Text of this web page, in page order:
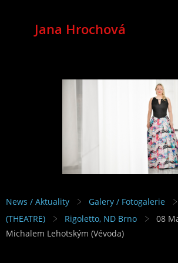
Jana Hrochová
MEZZOSOPRANO
News / Aktuality Galery / Fotogalerie
(THEATRE)
Rigoletto, ND Brno
08
Michalem Lehotským (Vévoda)